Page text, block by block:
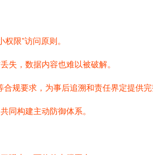
限”访问原则。
失，数据内容也难以被破解。
规要求，为事后追溯和责任界定提供完
同构建主动防御体系。